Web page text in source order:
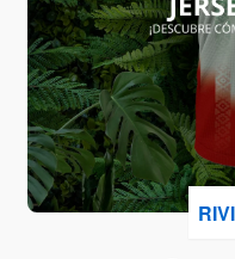
Acepto
recibir
correos
de
Grupo
Xcaret